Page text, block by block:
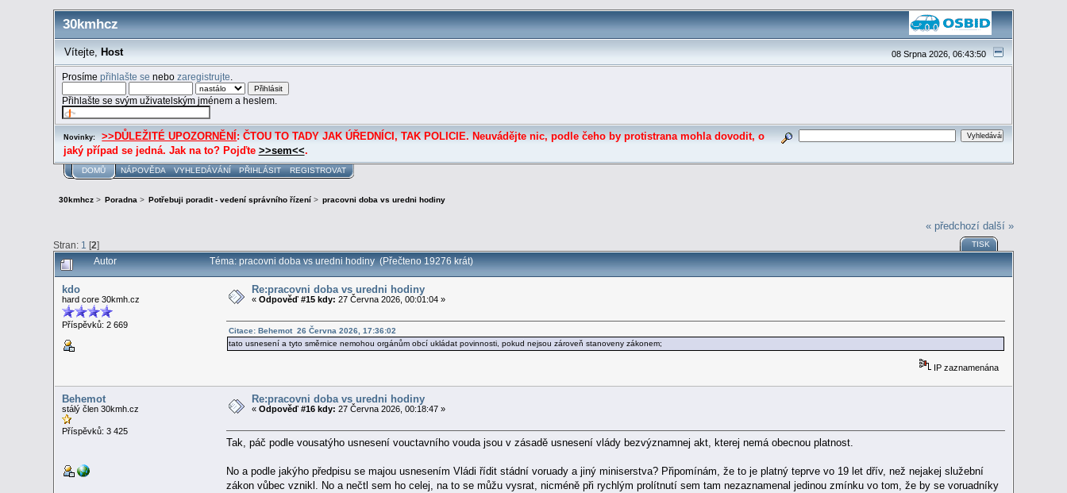
30kmhcz
08 Srpna 2026, 06:43:50
Vítejte, Host
Prosímepřihlašte se nebozaregistrujte
Přihlašte se svým uživatelským jménem a heslem.
Novinky: >>DŮLEŽITÉ UPOZORNĚNÍ : ČTOU TO TADY JAK ÚŘEDNÍCI, TAK POLICIE. Neuvádějte nic, podle čeho by protistrana mohla dovodit, o
jaký případ se jedná. Jak na to? Pojďte >>sem<<.
DOMŮ NÁPOVĚDA VYHLEDÁVÁNÍ PŘIHLÁSIT REGISTROVAT
30kmhcz> Poradna> Potřebuji poradit - vedení správního řízení > pracovni doba vs uredni hodiny
« předchozí další »
Stran: 1 [2] TISK
Autor Téma: pracovni doba vs uredni hodiny (Přečteno 19276 krát)
kdo
hard core 30kmh.cz
Příspěvků: 2 669
Re:pracovni doba vs uredni hodiny
«Odpověď #15 kdy: 27 Června 2026, 00:01:04 »
Citace: Behemot 26 Června 2026, 17:36:02
tato usnesení a tyto směrnice nemohou orgánům obcí ukládat povinnosti, pokud nejsou zároveň stanoveny zákonem;
IP zaznamenána
Behemot
stálý člen 30kmh.cz
Příspěvků: 3 425
Re:pracovni doba vs uredni hodiny
«Odpověď #16 kdy: 27 Června 2026, 00:18:47 »
Tak, páč podle vousatýho usnesení vouctavního vouda jsou v zásadě usnesení vlády bezvýznamnej akt, kterej nemá obecnou platnost.
No a podle jakýho předpisu se majou usnesením Vládi řídit stádní voruady a jiný miniserstva? Připomínám, že to je platný teprve vo 19 let dřív, než nejakej služební
zákon vůbec vznikl. No a nečtl sem ho celej, na to se můžu vysrat, nicméně při rychlým prolítnutí sem tam nezaznamenal jedinou zmínku vo tom, že by se voruadníky